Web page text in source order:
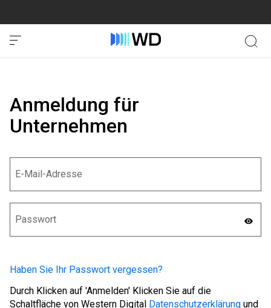
Anmeldung für
Unternehmen
Haben Sie Ihr Passwort vergessen?
Durch Klicken auf 'Anmelden' Klicken Sie auf die
Schaltfläche von Western Digital Datenschutzerklärung und